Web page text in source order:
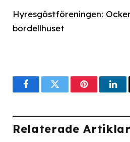
Hyresgästföreningen:
bordellhuset
FacebookTwitterPinterest
Relaterade Artiklar